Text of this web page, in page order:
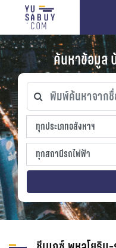
ค้นหาข้อมูล
พิมพ์ค้นหาจากชื่อโค
ทุกประเภทอสังหาฯ
ทุกประเภทอสังหาฯ
sproperty
ทุกทำเลที่ตั้ง
ทุกสถานีรถไฟฟ้า
ทุกสถานีรถไฟฟ้า
strain-station
ทุกช่วงราคา